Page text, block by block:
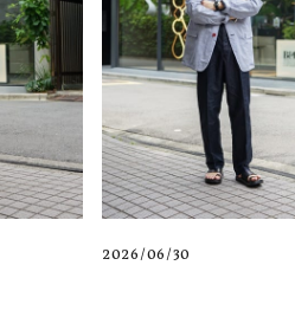
2026/06/30